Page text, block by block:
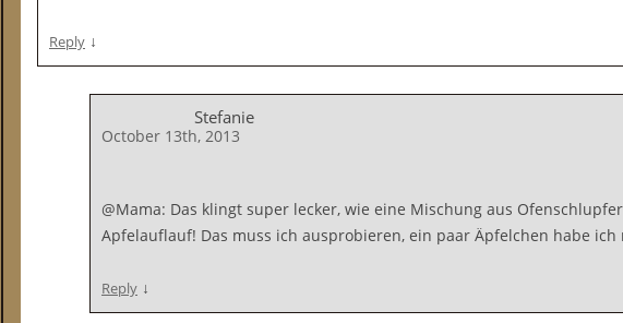
Reply ↓
Stefanie
October 13th, 2013
@Mama: Das klingt super lecker, wie eine Mischung aus
Apfelauflauf! Das muss ich ausprobieren, ein paar Äpfelchen habe ich
Reply ↓